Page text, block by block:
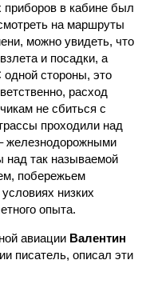
приборов в кабине был
на маршруты
можно увидеть, что
и посадки, а
одной стороны, это
расход
не сбиться с
проходили над
железнодорожными
над так называемой
побережьем
низких
опыта.
авиации Валентин
писатель, описал эти